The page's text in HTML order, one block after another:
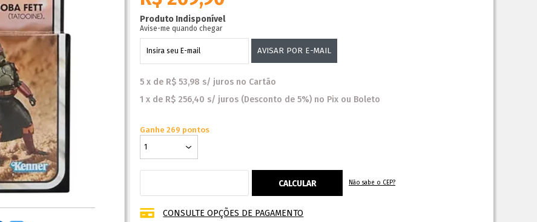
Produto Indisponível
Avise-me quando chegar
5 x de R$ 53,98 s/ juros no Cartão
1 x de R$ 256,40 s/ juros (Desconto de 5%) no Pix ou Boleto
Ganhe 269 pontos
Não sabe o CEP?
CONSULTE OPÇÕES DE PAGAMENTO